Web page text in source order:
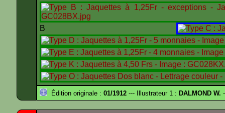
B
Édition originale : 01/1912 --- Illustrateur 1 : DALMOND W.